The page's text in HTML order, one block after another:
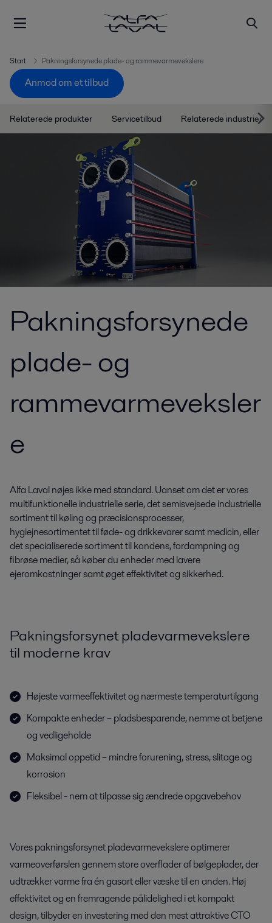
Start Pakningsforsynede plade- og rammevarmevekslere
Anmod om et tilbud
Relaterede produkter Servicetilbud Relaterede industrier
Pakningsforsynede
plade- og
rammevarmeveksler
e
Alfa Laval nøjes ikke med standard. Uanset om det er vores
multifunktionelle industrielle serie, det semisvejsede industrielle
sortiment til køling og præcisionsprocesser,
hygiejnesortimentet til føde- og drikkevarer samt medicin, eller
det specialiserede sortiment til kondens, fordampning og
fibrøse medier, så køber du enheder med lavere
ejeromkostninger samt øget effektivitet og sikkerhed.
Pakningsforsynet pladevarmevekslere
til moderne krav
Højeste varmeeffektivitet og nærmeste temperaturtilgang
Kompakte enheder – pladsbesparende, nemme at betjene
og vedligeholde
Maksimal oppetid – mindre forurening, stress, slitage og
korrosion
Fleksibel - nem at tilpasse sig ændrede opgavebehov
Vores pakningsforsynet pladevarmevekslere optimerer
varmeoverførslen gennem store overflader af bølgeplader, der
udtrækker varme fra én gasart eller væske til en anden. Høj
effektivitet og en fremragende pålidelighed i et kompakt
design, tilbyder en investering med den mest attraktive CTO